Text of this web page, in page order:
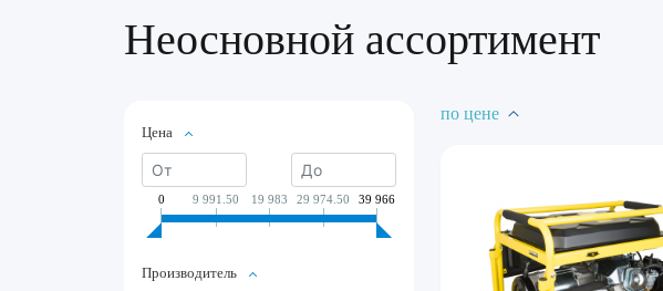
Неосновной ассортимент
Цена
0 9 991.50 19 983 29 974.50 39 966
Производитель
по цене